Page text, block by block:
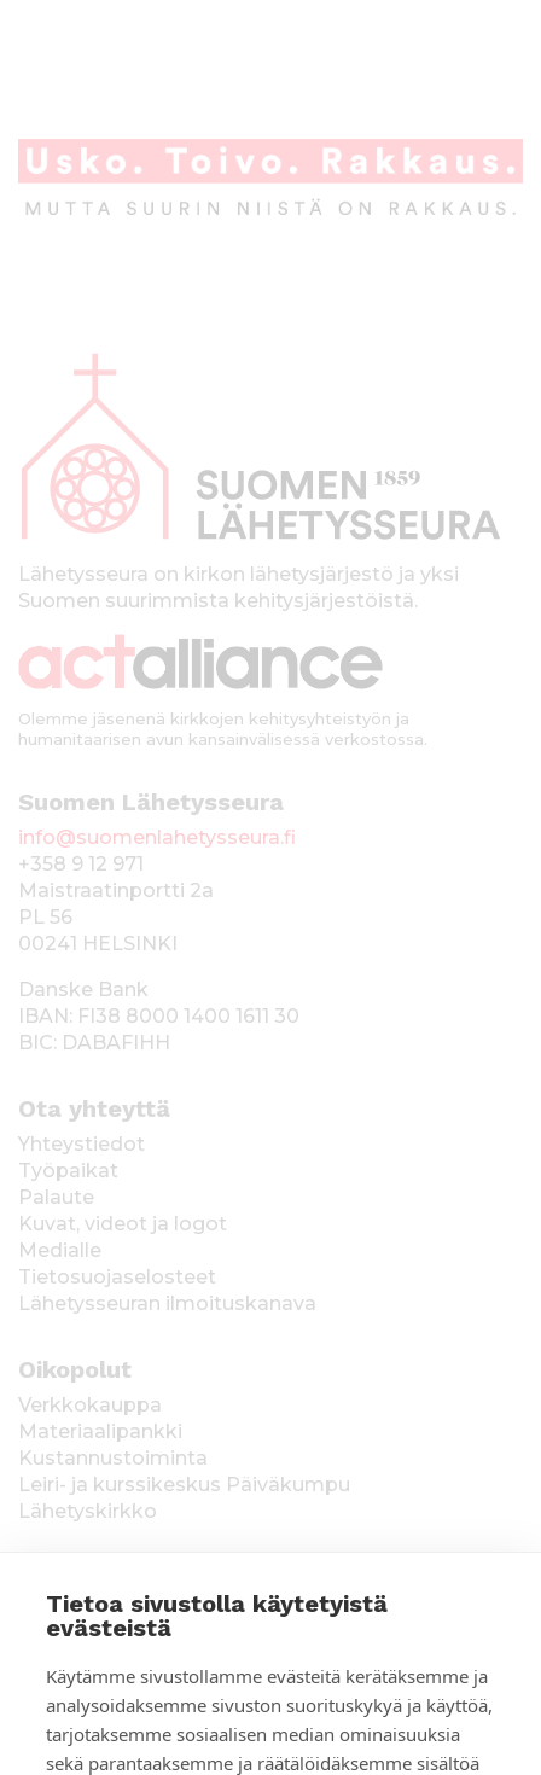
Tietoa sivustolla käytetyistä
evästeistä
Käytämme sivustollamme evästeitä kerätäksemme ja
analysoidaksemme sivuston suorituskykyä ja käyttöä,
tarjotaksemme sosiaalisen median ominaisuuksia
sekä parantaaksemme ja räätälöidäksemme sisältöä
p
kLähetysseura on kirkon lähetysjärjestö ja yksi
Suomen suurimmista kehitysjärjestöistä.
Olemme jäsenenä kirkkojen kehitysyhteistyön ja
humanitaarisen avun kansainvälisessä verkostossa.
Suomen Lähetysseura
info@suomenlahetysseura.fi
+358 9 12 971
Maistraatinportti 2a
PL 56
00241 HELSINKI
Danske Bank
IBAN: FI38 8000 1400 1611 30
BIC: DABAFIHH
Ota yhteyttä
Yhteystiedot
Työpaikat
Palaute
Kuvat, videot ja logot
Medialle
Tietosuojaselosteet
Lähetysseuran ilmoituskanava
Oikopolut
Verkkokauppa
Materiaalipankki
Kustannustoiminta
Leiri- ja kurssikeskus Päiväkumpu
Lähetyskirkko
voimassa toistaiseksi 1.1.2021 alkaen, myönnetty
1.12.2020, Poliisihallitus. Ahvenanmaa ÅLR
2025/5437, voimassa 1.1.–31.12.2026, myönnetty
28.8.2025 Ahvenanmaan maakuntahallitus. Kerätyt